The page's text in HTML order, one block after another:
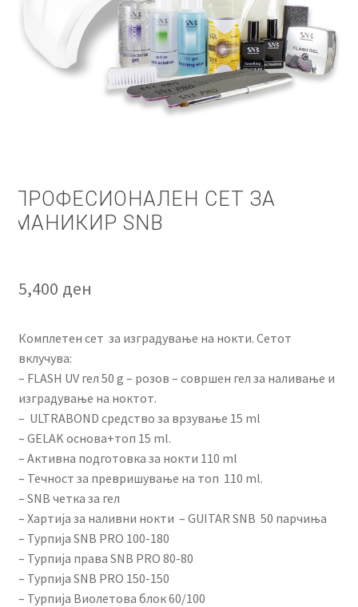
НАШИ БРЕНДОВИ ЗА КОЗМЕТИКА И ФРИЗЕРАЈ
ПРОИЗВОДИ
ПРОФЕСИОНАЛЕН СЕТ ЗА
МАНИКИР SNB
5,400 ден
Комплетен сет за изградување на нокти. Сетот
вклучува:
– FLASH UV гел 50 g – розов – совршен гел за наливање и
изградување на ноктот.
– ULTRABOND средство за врзување 15 ml
– GELAK основа+топ 15 ml.
– Активна подготовка за нокти 110 ml
– Течност за превришување на топ 110 ml.
– SNB четка за гел
– Хартија за наливни нокти – GUITAR SNB 50 парчиња
– Турпија SNB PRO 100-180
– Турпија права SNB PRO 80-80
– Турпија SNB PRO 150-150
– Турпија Виолетова блок 60/100